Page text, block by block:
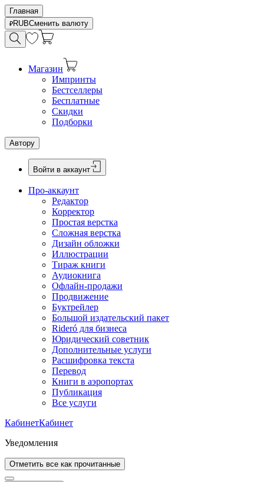
Главная
RUBСменить валюту
Магазин
Импринты
Бестселлеры
Бесплатные
Скидки
Подборки
Автору
Войти в аккаунт
Про-аккаунт
Редактор
Корректор
Простая верстка
Сложная верстка
Дизайн обложки
Иллюстрации
Тираж книги
Аудиокнига
Офлайн-продажи
Продвижение
Буктрейлер
Большой издательский пакет
Rideró для бизнеса
Юридический советник
Дополнительные услуги
Расшифровка текста
Перевод
Книги в аэропортах
Публикация
Все услуги
КабинетКабинет
Уведомления
Отметить все как прочитанные